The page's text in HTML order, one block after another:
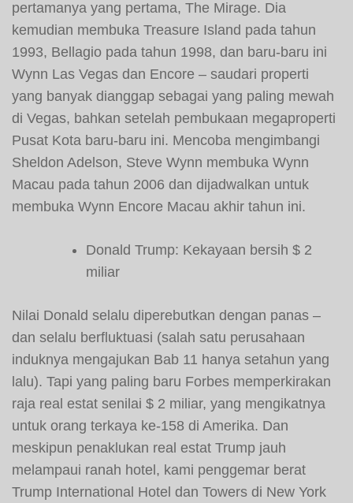
pertamanya yang pertama, The Mirage. Dia
kemudian membuka Treasure Island pada tahun
1993, Bellagio pada tahun 1998, dan baru-baru ini
Wynn Las Vegas dan Encore – saudari properti
yang banyak dianggap sebagai yang paling mewah
di Vegas, bahkan setelah pembukaan megaproperti
Pusat Kota baru-baru ini. Mencoba mengimbangi
Sheldon Adelson, Steve Wynn membuka Wynn
Macau pada tahun 2006 dan dijadwalkan untuk
membuka Wynn Encore Macau akhir tahun ini.
Donald Trump: Kekayaan bersih $ 2
miliar
Nilai Donald selalu diperebutkan dengan panas –
dan selalu berfluktuasi (salah satu perusahaan
induknya mengajukan Bab 11 hanya setahun yang
lalu). Tapi yang paling baru Forbes memperkirakan
raja real estat senilai $ 2 miliar, yang mengikatnya
untuk orang terkaya ke-158 di Amerika. Dan
meskipun penaklukan real estat Trump jauh
melampaui ranah hotel, kami penggemar berat
Trump International Hotel dan Towers di New York